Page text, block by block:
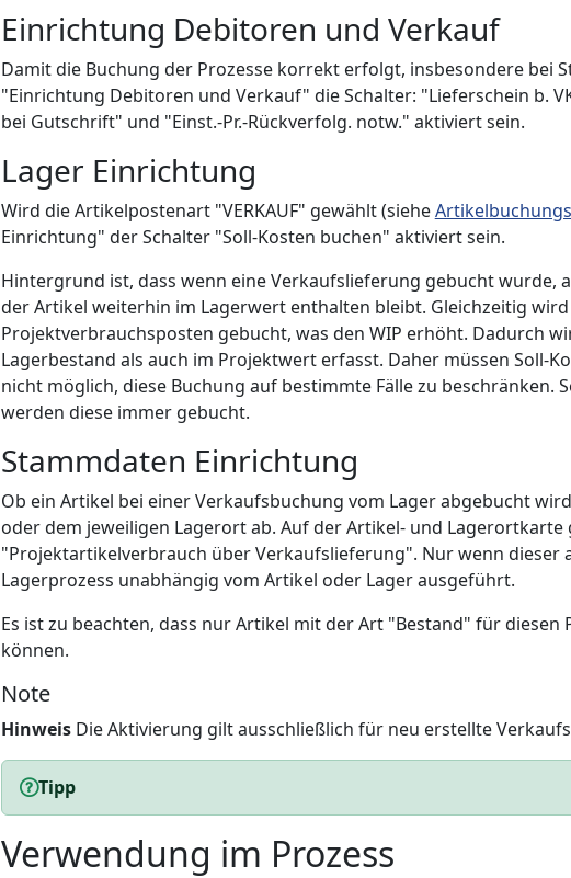
Einrichtung Debitoren und Verkauf
Damit die Buchung der Prozesse korrekt erfolgt, insbesondere bei
"Einrichtung Debitoren und Verkauf" die Schalter: "Lieferschein b.
bei Gutschrift" und "Einst.-Pr.-Rückverfolg. notw." aktiviert sein.
Lager Einrichtung
Wird die Artikelpostenart "VERKAUF" gewählt (siehe
Einrichtung" der Schalter "Soll-Kosten buchen" aktiviert sein.
Hintergrund ist, dass wenn eine Verkaufslieferung gebucht wurde,
der Artikel weiterhin im Lagerwert enthalten bleibt. Gleichzeitig
Projektverbrauchsposten gebucht, was den WIP erhöht. Dadurch
Lagerbestand als auch im Projektwert erfasst. Daher müssen Soll-
nicht möglich, diese Buchung auf bestimmte Fälle zu beschränken.
werden diese immer gebucht.
Stammdaten Einrichtung
Ob ein Artikel bei einer Verkaufsbuchung vom Lager abgebucht
oder dem jeweiligen Lagerort ab. Auf der Artikel- und Lagerortkarte
"Projektartikelverbrauch über Verkaufslieferung". Nur wenn dieser
Lagerprozess unabhängig vom Artikel oder Lager ausgeführt.
Es ist zu beachten, dass nur Artikel mit der Art "Bestand" für diesen
können.
Note
HinweisDie Aktivierung gilt ausschließlich für neu erstellte
Tipp
Verwendung im Prozess